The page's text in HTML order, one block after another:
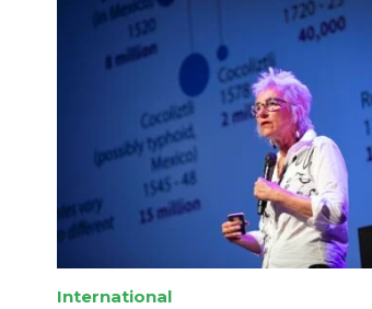
International